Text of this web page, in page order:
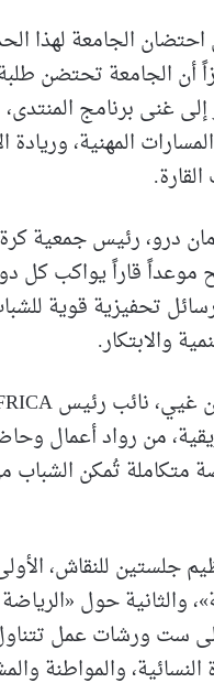
الجامعة لهذا
إلى غنى برنامج
المهنية،
قاراً يواكب كل
تحفيزية قوية
والابتكار.
من رواد أعمال
متكاملة تُمكن الشباب
جلستين للنقاش،
والثانية حول
ست ورشات عمل
النسائية، والمواطنة